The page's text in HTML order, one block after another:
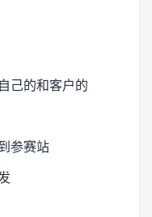
己的和客户的
参赛站